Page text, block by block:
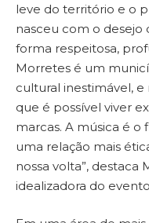
leve do território e o
nasceu com o desejo
forma respeitosa,
Morretes é um
cultural inestimável,
que é possível viver
marcas. A música é
uma relação mais
nossa volta”, destaca
idealizadora do